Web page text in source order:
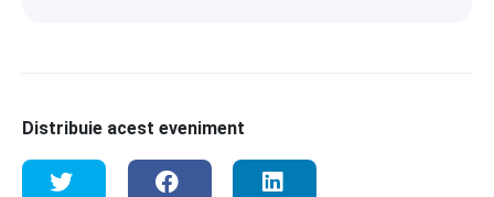
Distribuie acest eveniment